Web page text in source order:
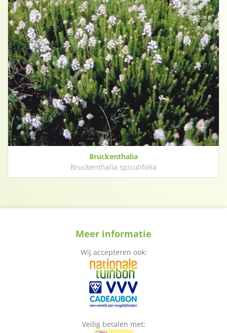
Bruckenthalia
Bruckenthalia spiculifolia
Meer informatie
Wij accepteren ook:
Veilig betalen met: